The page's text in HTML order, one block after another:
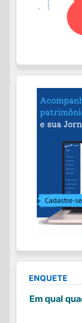
ENQUETE
Em qual